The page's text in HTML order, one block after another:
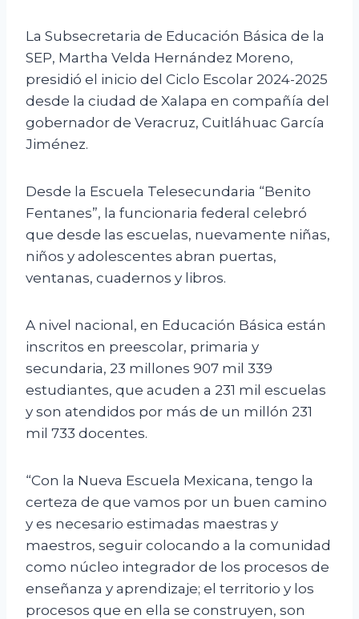
La Subsecretaria de Educación Básica de la
SEP, Martha Velda Hernández Moreno,
presidió el inicio del Ciclo Escolar 2024-2025
desde la ciudad de Xalapa en compañía del
gobernador de Veracruz, Cuitláhuac García
Jiménez.
Desde la Escuela Telesecundaria “Benito
Fentanes”, la funcionaria federal celebró
que desde las escuelas, nuevamente niñas,
niños y adolescentes abran puertas,
ventanas, cuadernos y libros.
A nivel nacional, en Educación Básica están
inscritos en preescolar, primaria y
secundaria, 23 millones 907 mil 339
estudiantes, que acuden a 231 mil escuelas
y son atendidos por más de un millón 231
mil 733 docentes.
“Con la Nueva Escuela Mexicana, tengo la
certeza de que vamos por un buen camino
y es necesario estimadas maestras y
maestros, seguir colocando a la comunidad
como núcleo integrador de los procesos de
enseñanza y aprendizaje; el territorio y los
procesos que en ella se construyen, son